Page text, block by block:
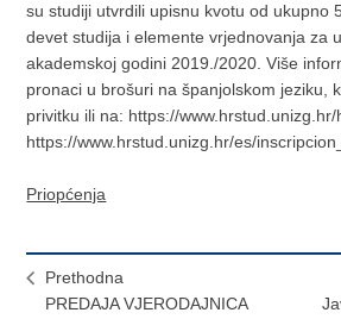
su studiji utvrdili upisnu kvotu od ukupno
devet studija i elemente vrjednovanja za
akademskoj godini 2019./2020. Više
pronaci u brošuri na španjolskom jeziku,
privitku ili na: https://
https://www.hrstud.unizg.hr/es/
Priopćenja
Prethodna
PREDAJA VJERODAJNICA